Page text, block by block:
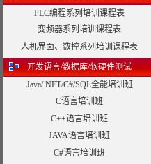
PLC编程系列培训课程表
变频器系列培训课程表
人机界面、数控系列培训课程表
开发语言/数据库/软硬件测试
Java/.NET/C#/SQL全能培训班
C语言培训班
C++语言培训班
JAVA语言培训班
C#语言培训班